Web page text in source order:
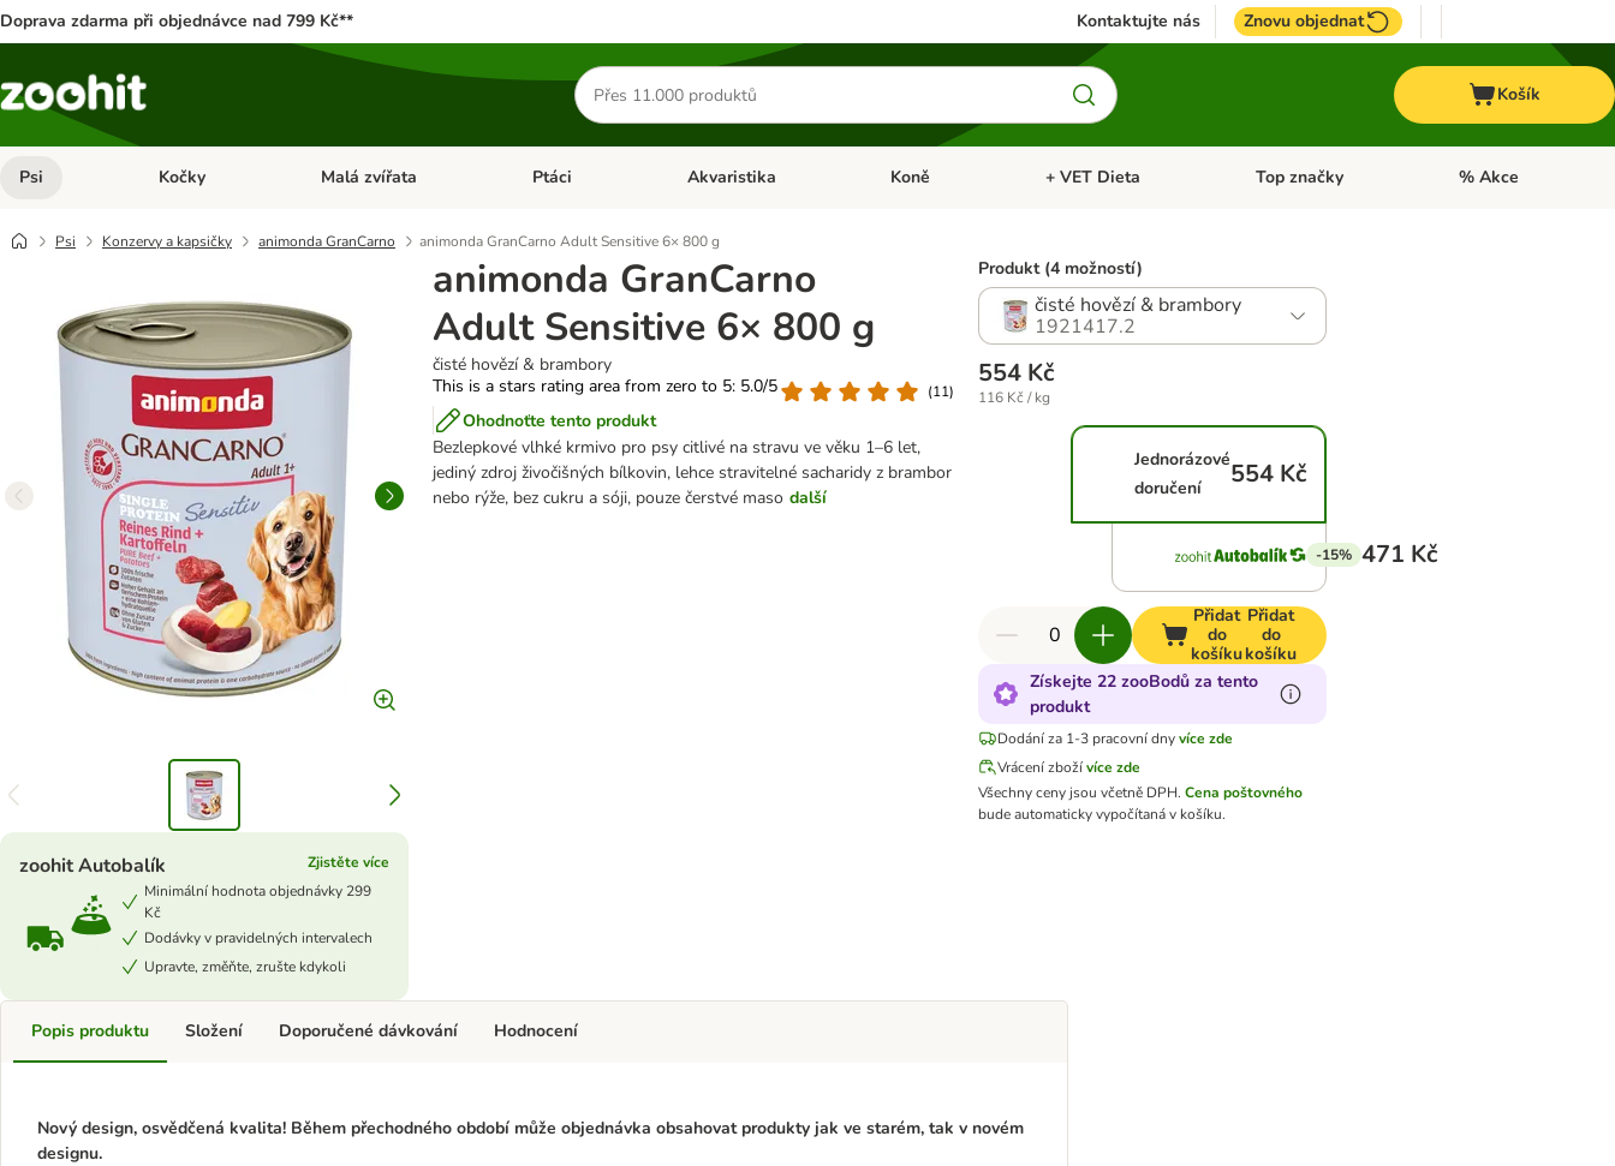
Doprava zdarma při objednávce nad 799 Kč** Kontaktujte nás Znovu objednat
Hledat
produkty
Košík
Psi Otevřít menu: Psi
Kočky Otevřít menu: Kočky
Malá zvířata Otevřít menu: Malá zvířata
Ptáci Otevřít menu: Ptáci
Akvaristika Otevřít menu: Akvaristika
Koně Otevřít menu: Koně
+ VET Dieta Otevřít menu: + VET Dieta
Top značky Otevřít menu: Top
% Akce
Psi Konzervy a kapsičky animonda GranCarno animonda GranCarno Adult Sensitive 6× 800 g
animonda GranCarno
Adult Sensitive 6× 800 g
čisté hovězí & brambory
This is a stars rating area from zero to 5: 5.0/5
(11)
Ohodnoťte tento produkt
Bezlepkové vlhké krmivo pro psy citlivé na stravu ve věku 1–6 let,
jediný zdroj živočišných bílkovin, lehce stravitelné sacharidy z brambor
nebo rýže, bez cukru a sóji, pouze čerstvé maso další
zoohit Autobalík
Zjistěte více
Minimální hodnota objednávky 299
Kč
Dodávky v pravidelných intervalech
Upravte, změňte, zrušte kdykoli
Produkt (4 možností)
čisté hovězí & brambory
1921417.2
554 Kč
116 Kč / kg
Jednorázové
doručení
554 Kč
-15% 471 Kč
Přidat
do
košíku
Přidat
do
košíku
Získejte 22 zooBodů za tento
produkt
Dodání za 1-3 pracovní dnyvíce zde
Vrácení zbožívíce zde
Všechny ceny jsou včetně DPH. Cena poštovného
bude automaticky vypočítaná v košíku.
Popis produktu
Nový design, osvědčená kvalita! Během přechodného období může objednávka obsahovat produkty jak ve starém, tak v novém
designu.
Složení Doporučené dávkování Hodnocení